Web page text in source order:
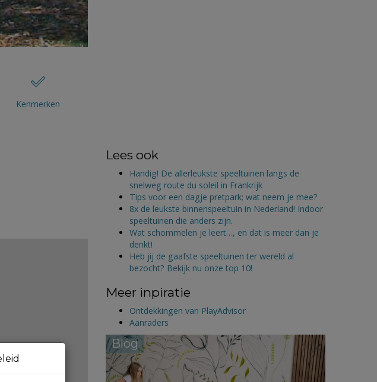
Kenmerken
Lees ook
Handig! De allerleukste speeltuinen langs de
snelweg route du soleil in Frankrijk
Tips voor een dagje pretpark; wat neem je mee?
8x de leukste binnenspeeltuin in Nederland! Indoor
speeltuinen die anders zijn.
Wat schommelen je leert…, en dat is meer dan je
denkt!
Heb jij de gaafste speeltuinen ter wereld al
bezocht? Bekijk nu onze top 10!
Meer inpiratie
Ontdekkingen van PlayAdvisor
Aanraders
Blog